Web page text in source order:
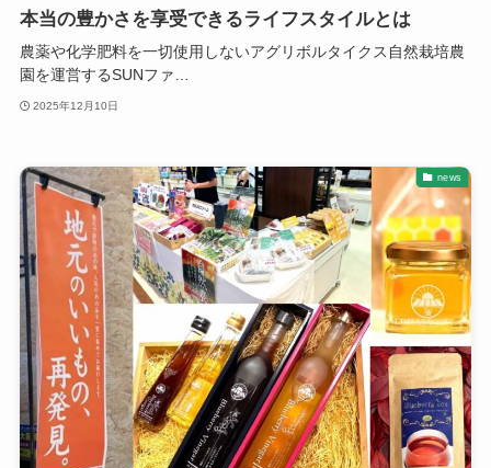
本当の豊かさを享受できるライフスタイルとは
農薬や化学肥料を一切使用しないアグリボルタイクス自然栽培農
園を運営するSUNファ…
2025年12月10日
news